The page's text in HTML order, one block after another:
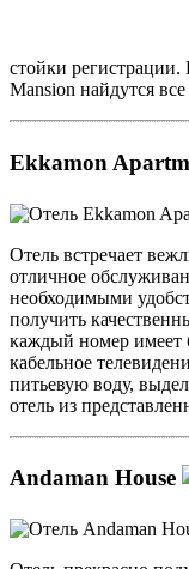
стойки
Mansion найдутся
Ekkamon
Отель встречает
отличное
необходимыми
получить
каждый номер имеет
кабельное
питьевую воду,
отель из
Andaman House